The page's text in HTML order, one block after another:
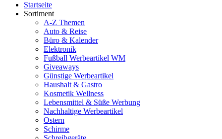
Startseite
Sortiment
A-Z Themen
Auto & Reise
Büro & Kalender
Elektronik
Fußball Werbeartikel WM
Giveaways
Günstige Werbeartikel
Haushalt & Gastro
Kosmetik Wellness
Lebensmittel & Süße Werbung
Nachhaltige Werbeartikel
Ostern
Schirme